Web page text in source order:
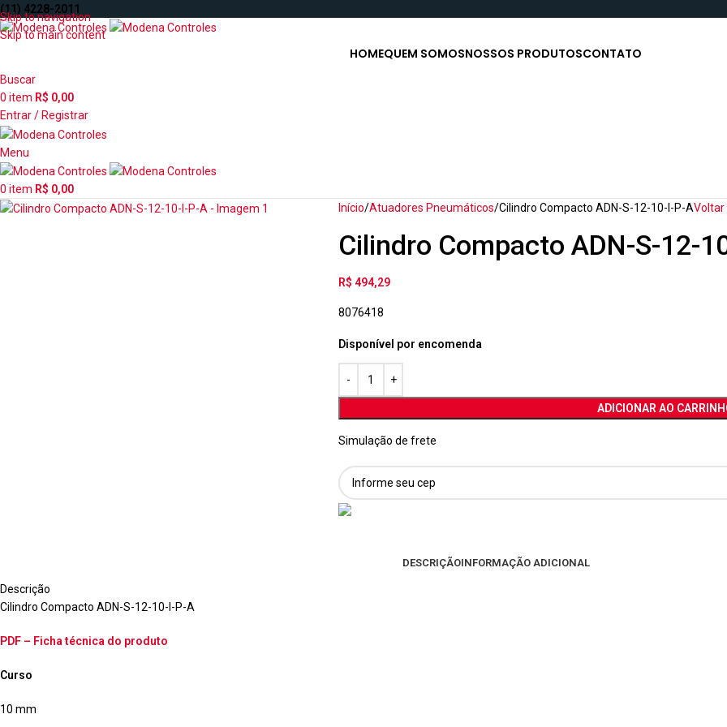
Skip to navigation
Skip to main content
(11) 4228-2011
HOMEQUEM SOMOSNOSSOS PRODUTOSCONTATO
Buscar
0 item R$ 0,00
Entrar / Registrar
Menu
0 item R$ 0,00
Início Atuadores Pneumáticos Cilindro Compacto ADN-S-12-10-I-P-AVoltar
Cilindro Compacto ADN-S-12-
R$ 494,29
8076418
Disponível por encomenda
ADICIONAR AO
Simulação de frete
DESCRIÇÃOINFORMAÇÃO ADICIONAL
Descrição
Cilindro Compacto ADN-S-12-10-I-P-A
PDF – Ficha técnica do produto
Curso
10 mm